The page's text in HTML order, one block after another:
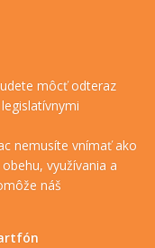
môcť odteraz
nemusíte vnímať ako
využívania a
náš